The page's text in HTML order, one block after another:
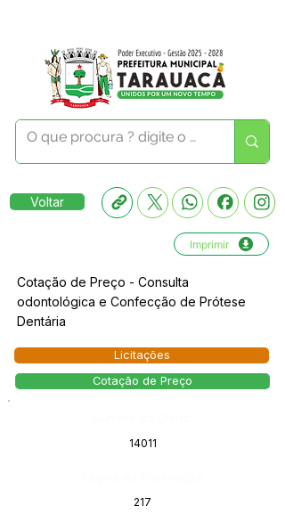
Voltar
Imprimir
Cotação de Preço - Consulta
odontológica e Confecção de Prótese
Dentária
Licitações
Cotação de Preço
14011
217